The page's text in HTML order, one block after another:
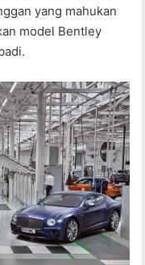
yang mahukan
model Bentley